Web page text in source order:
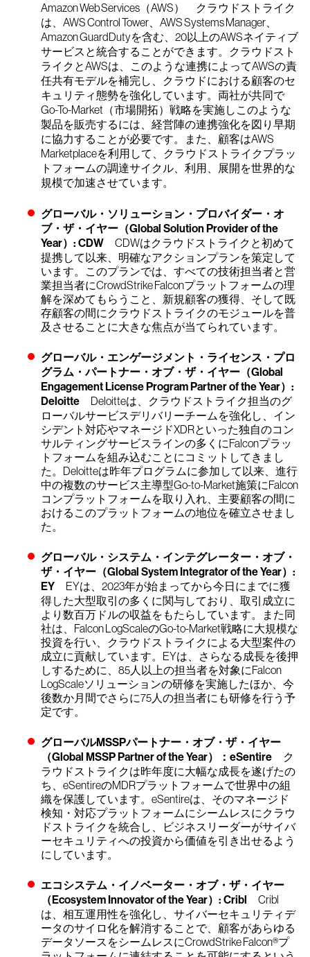
Amazon Web Services（AWS）
クラウドストライク
は、AWS Control Tower、AWS Systems Manager、
Amazon GuardDutyを含む、20以上のAWSネイティブ
サービスと統合することができます。クラウドスト
ライクとAWSは、このような連携によってAWSの責
任共有モデルを補完し、クラウドにおける顧客のセ
キュリティ態勢を強化しています。両社が共同で
Go-To-Market（市場開拓）戦略を実施しこのような
製品を販売するには、経営陣の連携強化を図り早期
に協力することが必要です。また、顧客はAWS
Marketplaceを利用して、クラウドストライクプラッ
トフォームの調達サイクル、利用、展開を世界的な
規模で加速させています。
グローバル・ソリューション・プロバイダー・オ
ブ・ザ・イヤー（Global Solution Provider of the
Year）: CDW CDWはクラウドストライクと初めて
提携して以来、明確なアクションプランを策定して
います。このプランでは、すべての技術担当者と営
業担当者にCrowdStrike Falconプラットフォームの理
解を深めてもらうこと、新規顧客の獲得、そして既
存顧客の間にクラウドストライクのモジュールを普
及させることに大きな焦点が当てられています。
グローバル・エンゲージメント・ライセンス・プロ
グラム・パートナー・オブ・ザ・イヤー（Global
Engagement License Program Partner of the Year）:
Deloitte Deloitteは、クラウドストライク担当のグ
ローバルサービスデリバリーチームを強化し、イン
シデント対応やマネージドXDRといった独自のコン
サルティングサービスラインの多くにFalconプラッ
トフォームを組み込むことにコミットしてきまし
た。Deloitteは昨年プログラムに参加して以来、進行
中の複数のサービス主導型Go-to-Market施策にFalcon
コンプラットフォームを取り入れ、主要顧客の間に
おけるこのプラットフォームの地位を確立させまし
た。
グローバル・システム・インテグレーター・オブ・
ザ・イヤー（Global System Integrator of the Year）:
EY EYは、2023年が始まってから今日にまでに獲
得した大型取引の多くに関与しており、取引成立に
より数百万ドルの収益をもたらしています。また同
社は、Falcon LogScaleのGo-to-Market戦略に大規模な
投資を行い、クラウドストライクによる大型案件の
成立に貢献しています。EYは、さらなる成長を後押
しするために、85人以上の担当者を対象にFalcon
LogScaleソリューションの研修を実施したほか、今
後数か月間でさらに75人の担当者にも研修を行う予
定です。
グローバルMSSPパートナー・オブ・ザ・イヤー
（Global MSSP Partner of the Year）：eSentire ク
ラウドストライクは昨年度に大幅な成長を遂げたの
ち、eSentireのMDRプラットフォームで世界中の組
織を保護しています。eSentireは、そのマネージド
検知・対応プラットフォームにシームレスにクラウ
ドストライクを統合し、ビジネスリーダーがサイバ
ーセキュリティへの投資から価値を引き出せるよう
にしています。
エコシステム・イノベーター・オブ・ザ・イヤー
（Ecosystem Innovator of the Year）: Cribl Cribl
は、相互運用性を強化し、サイバーセキュリティデ
ータのサイロ化を解消することで、顧客があらゆる
データソースをシームレスにCrowdStrike Falcon®プ